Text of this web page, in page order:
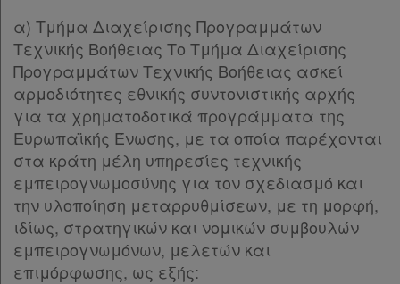
α) Τμήμα Διαχείρισης Προγραμμάτων
Τεχνικής Βοήθειας Το Τμήμα Διαχείρισης
Προγραμμάτων Τεχνικής Βοήθειας ασκεί
αρμοδιότητες εθνικής συντονιστικής αρχής
για τα χρηματοδοτικά προγράμματα της
Ευρωπαϊκής Ένωσης, με τα οποία παρέχονται
στα κράτη μέλη υπηρεσίες τεχνικής
εμπειρογνωμοσύνης για τον σχεδιασμό και
την υλοποίηση μεταρρυθμίσεων, με τη μορφή,
ιδίως, στρατηγικών και νομικών συμβουλών
εμπειρογνωμόνων, μελετών και
επιμόρφωσης, ως εξής: